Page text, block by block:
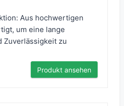
Aus hochwertigen
um eine lange
Zuverlässigkeit zu
Produkt ansehen